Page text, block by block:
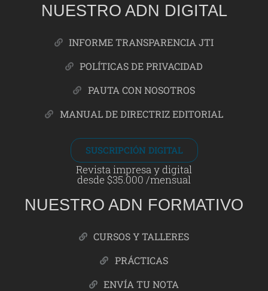
NUESTRO ADN DIGITAL
INFORME TRANSPARENCIA JTI
POLÍTICAS DE PRIVACIDAD
PAUTA CON NOSOTROS
MANUAL DE DIRECTRIZ EDITORIAL
SUSCRIPCIÓN DIGITAL
Revista impresa y digital
desde $35.000 /mensual
NUESTRO ADN FORMATIVO
CURSOS Y TALLERES
PRÁCTICAS
ENVÍA TU NOTA